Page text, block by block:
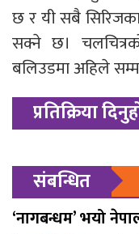
छ र यी सबै
सक्ने छ।
बलिउडमा अहिले
प्रतिक्रिया
संबन्धित
‘नागबन्धम’ भयो